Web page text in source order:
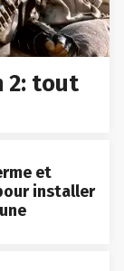
2: tout
et
installer